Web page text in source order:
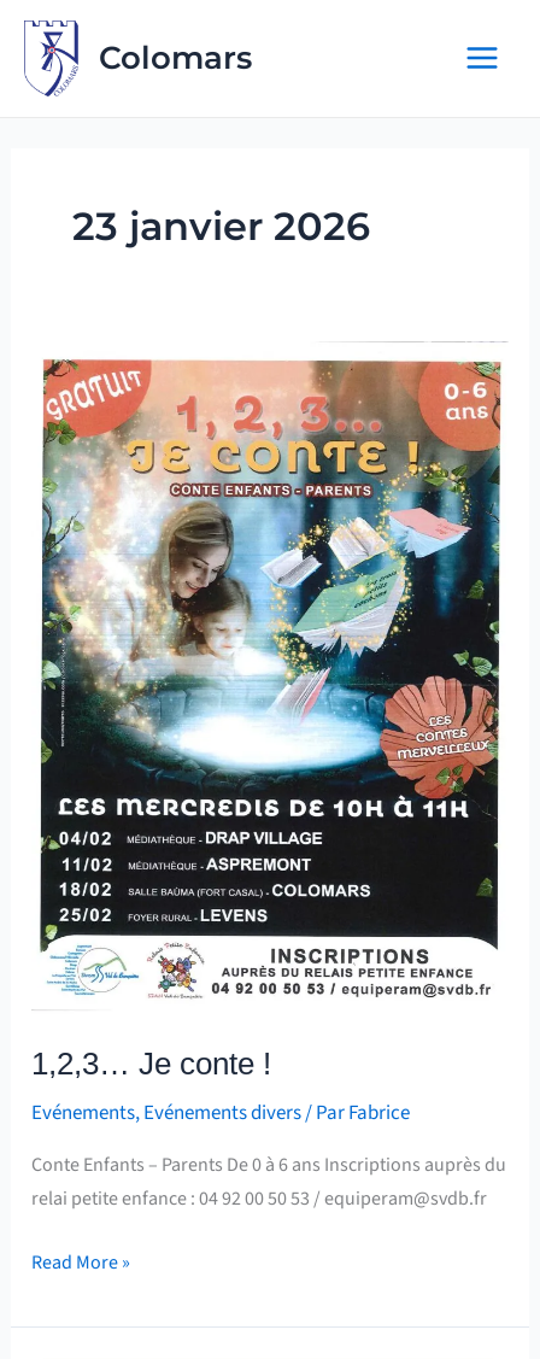
Aller
contenu
Colomars
23 janvier 2026
1,2,3… Je conte !
Evénements,Evénements divers/ ParFabrice
Conte Enfants – Parents De 0 à 6 ans Inscriptions auprès du
relai petite enfance : 04 92 00 50 53 / equiperam@svdb.fr
1,2,3…
Je
conte
Read More »